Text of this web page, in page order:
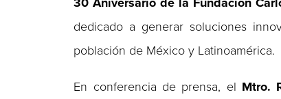
dedicado a generar soluciones
población de México y Latinoamérica.
En conferencia de prensa, el Mtro.